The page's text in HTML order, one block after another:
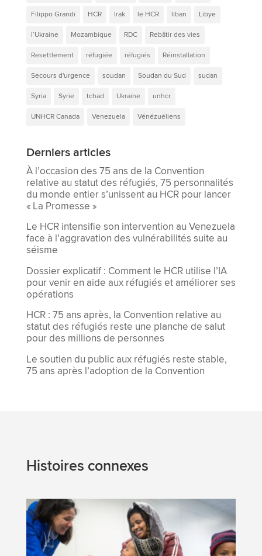
Filippo Grandi HCR Irak le HCR liban Libye
l’Ukraine Mozambique RDC Rebâtir des vies
Resettlement réfugiée réfugiés Réinstallation
Secours d'urgence soudan Soudan du Sud sudan
Syria Syrie tchad Ukraine unhcr
UNHCR Canada Venezuela Vénézuéliens
Derniers articles
À l’occasion des 75 ans de la Convention
relative au statut des réfugiés, 75 personnalités
du monde entier s’unissent au HCR pour lancer
« La Promesse »
Le HCR intensifie son intervention au Venezuela
face à l’aggravation des vulnérabilités suite au
séisme
Dossier explicatif : Comment le HCR utilise l’IA
pour venir en aide aux réfugiés et améliorer ses
opérations
HCR : 75 ans après, la Convention relative au
statut des réfugiés reste une planche de salut
pour des millions de personnes
Le soutien du public aux réfugiés reste stable,
75 ans après l’adoption de la Convention
Histoires connexes